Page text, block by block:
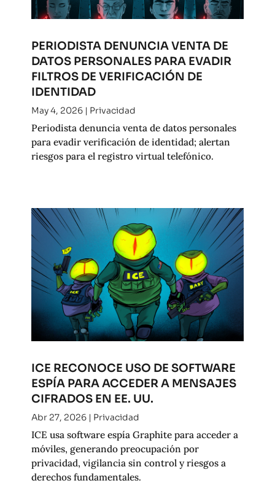
PERIODISTA DENUNCIA VENTA DE
DATOS PERSONALES PARA EVADIR
FILTROS DE VERIFICACIÓN DE
IDENTIDAD
May 4, 2026| Privacidad
Periodista denuncia venta de datos personales
para evadir verificación de identidad; alertan
riesgos para el registro virtual telefónico.
ICE RECONOCE USO DE SOFTWARE
ESPÍA PARA ACCEDER A MENSAJES
CIFRADOS EN EE. UU.
Abr 27, 2026| Privacidad
ICE usa software espía Graphite para acceder a
móviles, generando preocupación por
privacidad, vigilancia sin control y riesgos a
derechos fundamentales.